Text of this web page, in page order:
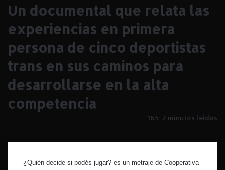
Un documental que relata las
experiencias en primera
persona de cinco deportistas
trans en sus caminos para
desarrollarse en la alta
competencia
165 2 minutos leídos
¿Quién decide si podés jugar? es un metraje de Cooperativa